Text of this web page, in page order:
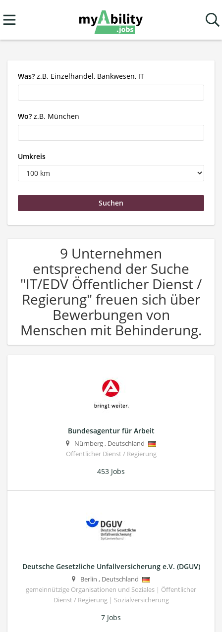
Was? z.B. Einzelhandel, Bankwesen, IT
Wo? z.B. München
Umkreis
9 Unternehmen
entsprechend der Suche
"IT/EDV Öffentlicher Dienst /
Regierung" freuen sich über
Bewerbungen von
Menschen mit Behinderung.
Bundesagentur für Arbeit
Nürnberg, Deutschland
Öffentlicher Dienst / Regierung
453 Jobs
Deutsche Gesetzliche Unfallversicherung e.V. (DGUV)
Berlin , Deutschland
gemeinnützige Organisationen und Soziales | Öffentlicher
Dienst / Regierung | Sozialversicherung
7 Jobs